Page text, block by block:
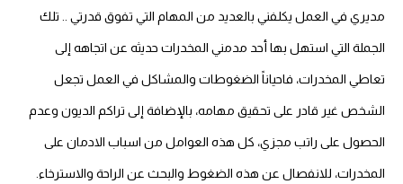
مديري في العمل يكلفني بالعديد من المهام التي تفوق قدرتي .. تلك
الجملة التي استهل بها أحد مدمني المخدرات حديثه عن اتجاهه إلى
تعاطي المخدرات، فاحياناً الضغوطات والمشاكل في العمل تجعل
الشخص غير قادر على تحقيق مهامه، بالإضافة إلى تراكم الديون وعدم
الحصول على راتب مجزي، كل هذه العوامل من اسباب الادمان على
المخدرات، للانفصال عن هذه الضغوط والبحث عن الراحة والاسترخاء.